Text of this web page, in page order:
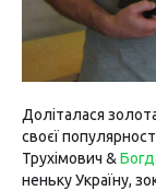
Доліталася
своєї
Трухімович &
неньку Україну,